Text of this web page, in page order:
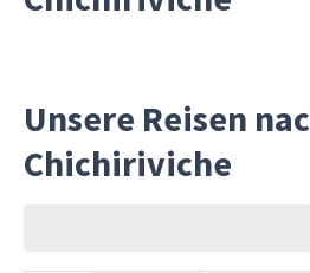
Unsere Reisen
Chichiriviche